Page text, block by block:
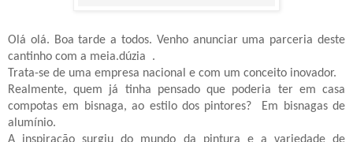
Olá olá. Boa tarde a todos. Venho anunciar uma parceria deste
cantinho com a meia.dúzia
.
Trata-se de uma empresa nacional e com um conceito inovador.
Realmente, quem já tinha pensado que poderia ter em casa
compotas em bisnaga, ao estilo dos pintores?
Em bisnagas de
alumínio.